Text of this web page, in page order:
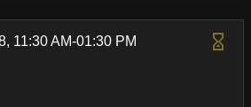
11:30 AM-01:30 PM